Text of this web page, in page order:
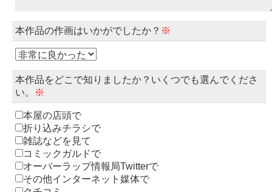
本作品の作画はいかがでしたか？ ※
本作品をどこで知りましたか？いくつでも選んでくださ
い。
※
本屋の店頭で
折り込みチラシで
雑誌などを見て
コミックガルドで
オーバーラップ情報局Twitterで
その他インターネット媒体で